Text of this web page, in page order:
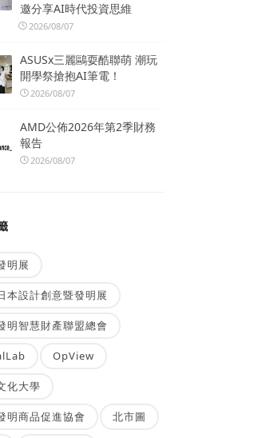
邀分享AI時代投資思維
2026/08/07
ASUSx三麗鷗耍酷聯萌 潮玩
開學祭搶抱AI筆電！
2026/08/07
AMD公佈2026年第2季財務
報告
2026/08/07
明展
本設計創意暨發明展
明智慧財產聯盟總會
OpView
化大學
明商品促進協會 北市圖